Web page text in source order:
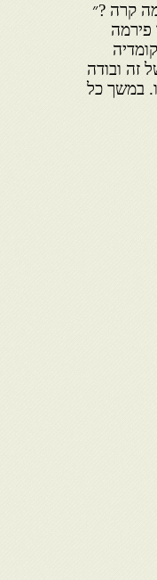
קרה ?״
פירמה
זה ובודה
במשך כל